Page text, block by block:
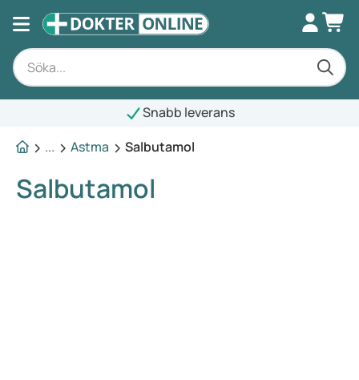
Snabb leverans
...
Astma Salbutamol
Salbutamol